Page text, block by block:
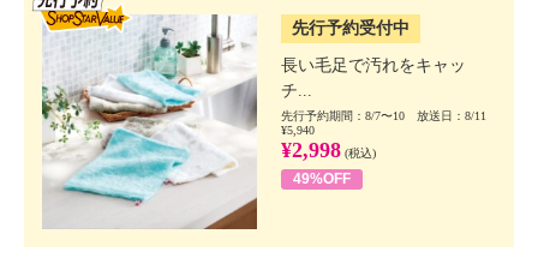
先行予約受付中
長い毛足で汚れをキャッ
チ...
先行予約期間：8/7〜10 放送日：8/11
¥5,940
¥2,998 (税込)
49%OFF